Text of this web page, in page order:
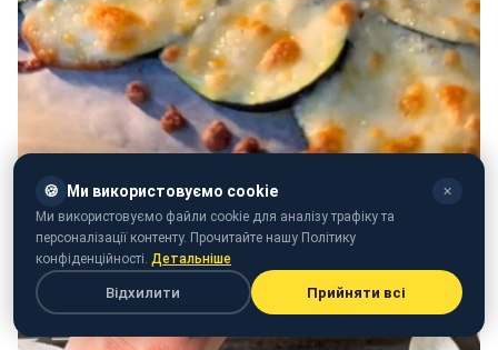
🍪 Ми використовуємо cookie ✕
Ми використовуємо файли cookie для аналізу трафіку та
персоналізації контенту. Прочитайте нашу Політику
конфіденційності. Детальніше
Відхилити Прийняти всі